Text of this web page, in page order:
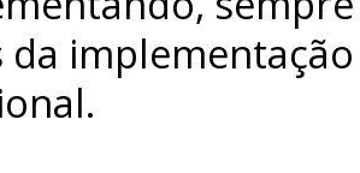
da